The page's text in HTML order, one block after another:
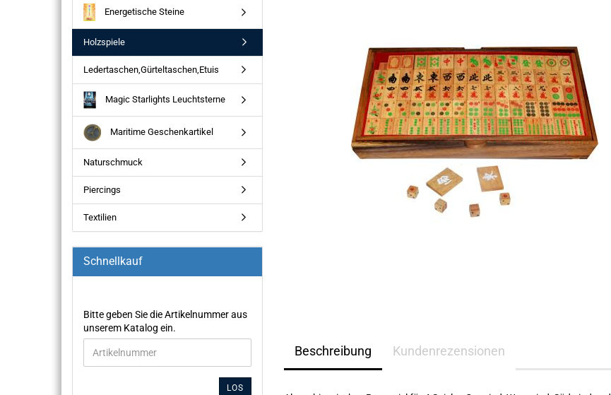
Beschreibung Kundenrezensionen
Energetische Steine
Holzspiele
Ledertaschen,Gürteltaschen,Etuis
Magic Starlights Leuchtsterne
Maritime Geschenkartikel
Naturschmuck
Piercings
Textilien
Schnellkauf
Bitte geben Sie die Artikelnummer aus
unserem Katalog ein.
LOS